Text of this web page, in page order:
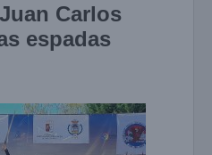
Carlos
espadas